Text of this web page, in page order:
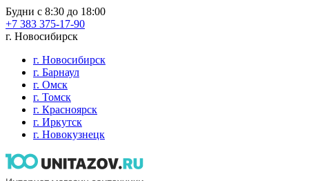
Будни с 8:30 до 18:00
+7 383 375-17-90
г. Новосибирск
г. Новосибирск
г. Барнаул
г. Омск
г. Томск
г. Красноярск
г. Иркутск
г. Новокузнецк